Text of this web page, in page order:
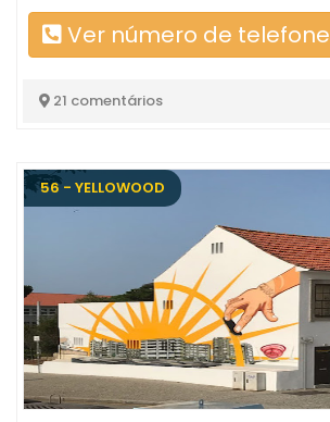
Ver número de telefone
21 comentários
56 - YELLOWOOD